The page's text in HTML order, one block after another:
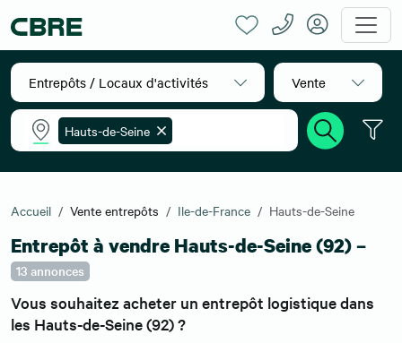
Entrepôts / Locaux d'activités Vente
Hauts-de-Seine
Accueil Vente entrepôts Ile-de-France Hauts-de-Seine
Entrepôt à vendre Hauts-de-Seine (92) –
13 annonces
Vous souhaitez acheter un entrepôt logistique dans
les Hauts-de-Seine (92) ?